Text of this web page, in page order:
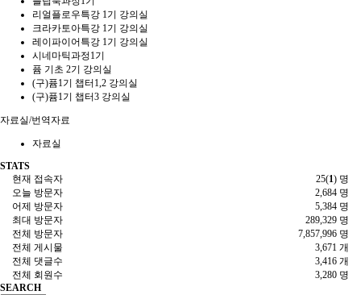
리얼플로우특강 1기 강의실
크라카토아특강 1기 강의실
레이파이어특강 1기 강의실
시네마틱과정1기
퓸 기초 2기 강의실
(구)퓸1기 챕터1,2 강의실
(구)퓸1기 챕터3 강의실
자료실/번역자료
자료실
STATS
25(1) 명
현재 접속자
2,684 명
오늘 방문자
5,384 명
어제 방문자
289,329 명
최대 방문자
7,857,996 명
전체 방문자
3,671 개
전체 게시물
3,416 개
전체 댓글수
3,280 명
전체 회원수
SEARCH